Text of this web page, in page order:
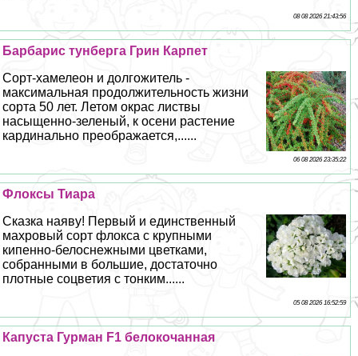
08 08 2026 21:43:56
Барбарис тунберга Грин Карпет
Сорт-хамелеон и долгожитель -
максимальная продолжительность жизни
сорта 50 лет. Летом окрас листвы
насыщенно-зеленый, к осени растение
кардинально преображается,......
06 08 2026 23:35:22
Флоксы Тиара
Сказка наяву! Первый и единственный
махровый сорт флокса с крупными
кипенно-белоснежными цветками,
собранными в большие, достаточно
плотные соцветия с тонким......
05 08 2026 16:52:59
Капуста Гурман F1 белокочанная